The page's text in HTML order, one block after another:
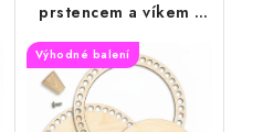
prstencem a víkem -
Sběr levandule
Výhodné balení